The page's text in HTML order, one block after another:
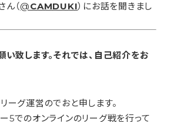
ん（@CAMDUKI）にお話を聞きまし
い致します。それでは、自己紹介をお
ーグ運営のでおと申します。
5でのオンラインのリーグ戦を行って